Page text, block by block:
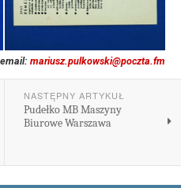
mariusz.pulkowski@poczta.fm
NASTĘPNY ARTYKUŁ
Pudełko MB Maszyny
Biurowe Warszawa